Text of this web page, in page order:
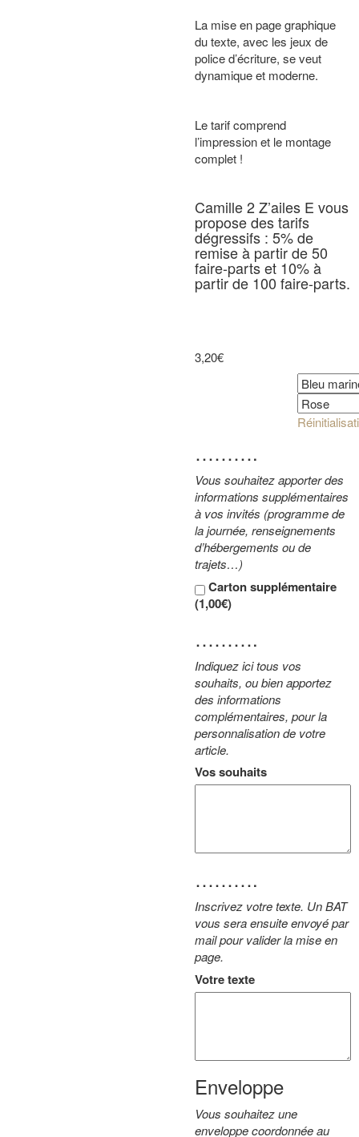
La mise en page graphique
du texte, avec les jeux de
police d’écriture, se veut
dynamique et moderne.
Le tarif comprend
l’impression et le montage
complet !
Camille 2 Z’ailes E vous
propose des tarifs
dégressifs : 5% de
remise à partir de 50
faire-parts et 10% à
partir de 100 faire-parts.
3,20€
……….
Vous souhaitez apporter des
informations supplémentaires
à vos invités (programme de
la journée, renseignements
d’hébergements ou de
trajets…)
Carton supplémentaire
(1,00€)
……….
Indiquez ici tous vos
souhaits, ou bien apportez
des informations
complémentaires, pour la
personnalisation de votre
article.
Vos souhaits
……….
Inscrivez votre texte. Un BAT
vous sera ensuite envoyé par
mail pour valider la mise en
page.
Votre texte
Enveloppe
Vous souhaitez une
enveloppe coordonnée au